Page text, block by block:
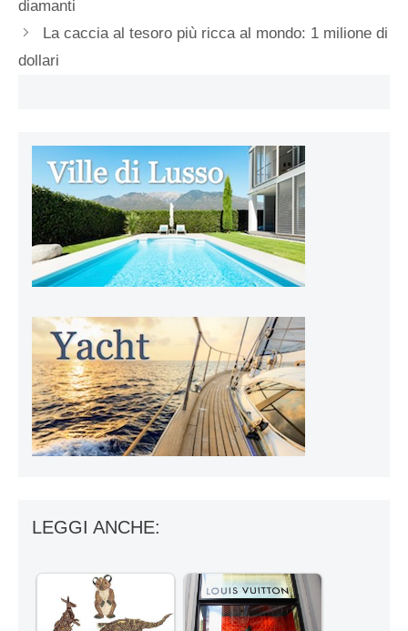
diamanti
La caccia al tesoro più ricca al mondo: 1 milione di
dollari
LEGGI ANCHE: